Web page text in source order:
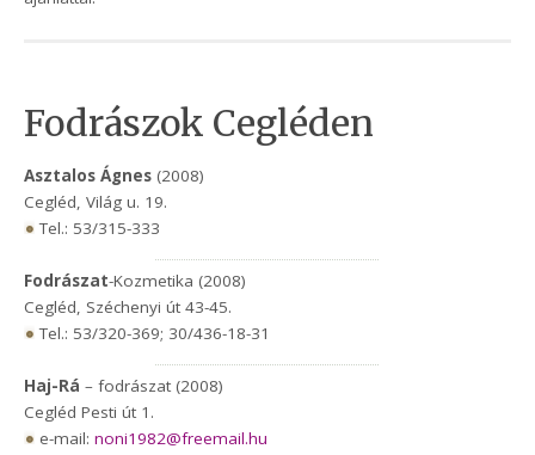
Fodrászok Cegléden
Asztalos Ágnes (2008)
Cegléd, Világ u. 19.
Tel.: 53/315-333
Fodrászat-Kozmetika (2008)
Cegléd, Széchenyi út 43-45.
Tel.: 53/320-369; 30/436-18-31
Haj-Rá– fodrászat (2008)
Cegléd Pesti út 1.
e-mail:noni1982@freemail.hu